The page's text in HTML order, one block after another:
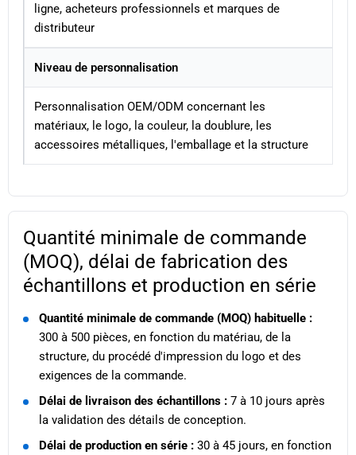
ligne, acheteurs professionnels et marques de
distributeur
Niveau de personnalisation
Personnalisation OEM/ODM concernant les
matériaux, le logo, la couleur, la doublure, les
accessoires métalliques, l'emballage et la structure
Quantité minimale de commande
(MOQ), délai de fabrication des
échantillons et production en série
Quantité minimale de commande (MOQ) habituelle :
300 à 500 pièces, en fonction du matériau, de la
structure, du procédé d'impression du logo et des
exigences de la commande.
Délai de livraison des échantillons : 7 à 10 jours après
la validation des détails de conception.
Délai de production en série : 30 à 45 jours, en fonction